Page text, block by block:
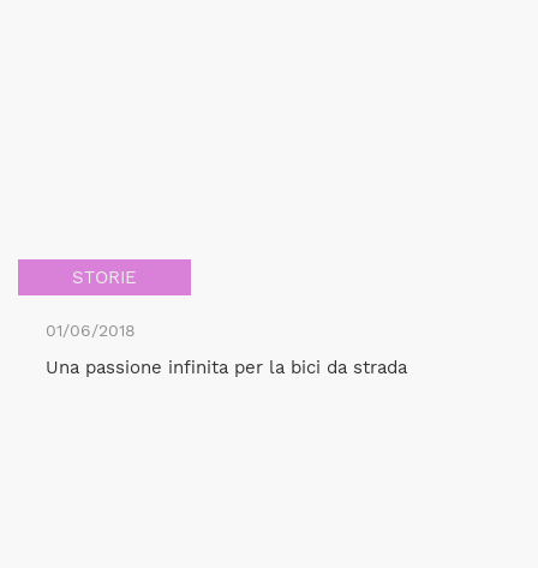
STORIE
01/06/2018
Una passione infinita per la bici da strada